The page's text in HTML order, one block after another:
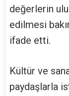
değerlerin
edilmesi
ifade etti.
Kültür ve
paydaşlarla